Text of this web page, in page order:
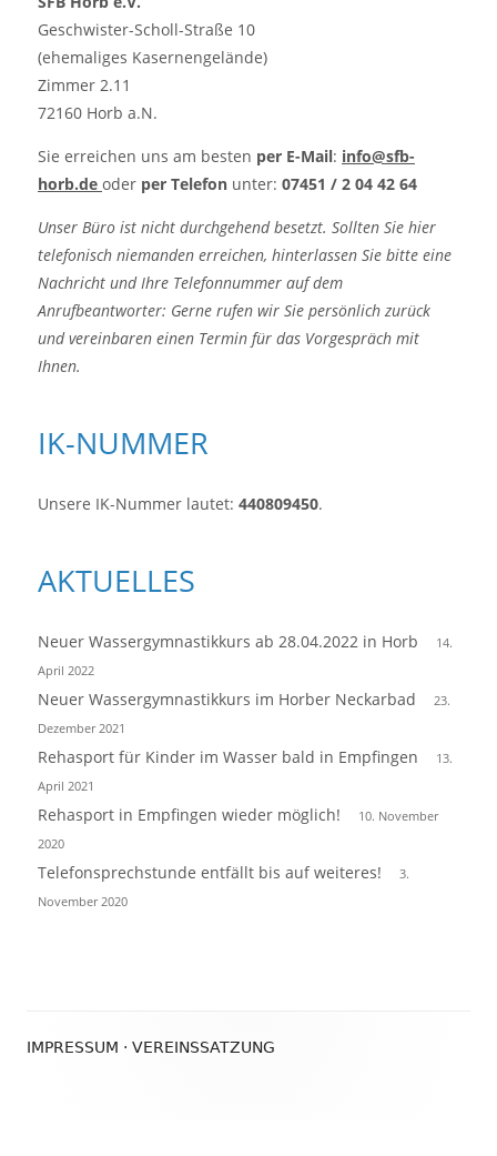
Geschwister-Scholl-Straße 10
(ehemaliges Kasernengelände)
Zimmer 2.11
72160 Horb a.N.
Sie erreichen uns am besten per E-Mail: info@sfb-
horb.de oder per Telefon unter: 07451 / 2 04 42 64
Unser Büro ist nicht durchgehend besetzt. Sollten Sie hier
telefonisch niemanden erreichen, hinterlassen Sie bitte eine
Nachricht und Ihre Telefonnummer auf dem
Anrufbeantworter: Gerne rufen wir Sie persönlich zurück
und vereinbaren einen Termin für das Vorgespräch mit
Ihnen.
IK-NUMMER
Unsere IK-Nummer lautet: 440809450.
AKTUELLES
Neuer Wassergymnastikkurs ab 28.04.2022 in Horb
14.
April 2022
Neuer Wassergymnastikkurs im Horber Neckarbad
23.
Dezember 2021
Rehasport für Kinder im Wasser bald in Empfingen
13.
April 2021
Rehasport in Empfingen wieder möglich!
10. November
2020
Telefonsprechstunde entfällt bis auf weiteres!
3.
November 2020
IMPRESSUM · VEREINSSATZUNG